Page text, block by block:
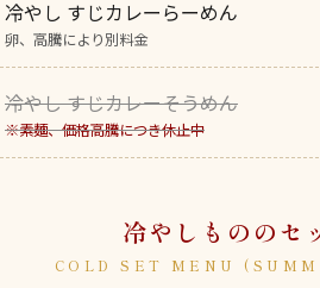
冷やし すじカレーらーめん
卵、高騰により別料金
冷やし すじカレーそうめん
※素麺、価格高騰につき休止中
冷やしもののセ
COLD SET MENU